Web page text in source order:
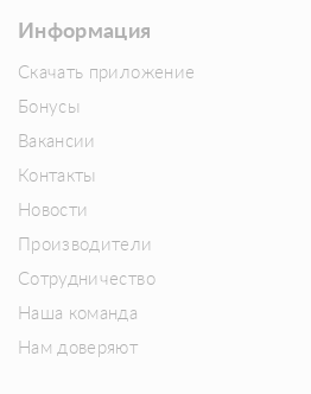
Информация
Скачать приложение
Бонусы
Вакансии
Контакты
Новости
Производители
Сотрудничество
Наша команда
Нам доверяют